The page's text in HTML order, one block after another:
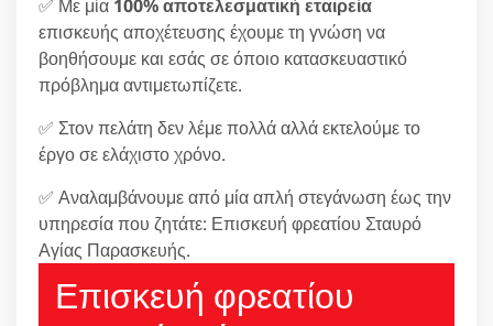
✅ Με μία 100% αποτελεσματική εταιρεία
επισκευής αποχέτευσης έχουμε τη γνώση να
βοηθήσουμε και εσάς σε όποιο κατασκευαστικό
πρόβλημα αντιμετωπίζετε.
✅ Στον πελάτη δεν λέμε πολλά αλλά εκτελούμε το
έργο σε ελάχιστο χρόνο.
✅ Αναλαμβάνουμε από μία απλή στεγάνωση έως την
υπηρεσία που ζητάτε: Επισκευή φρεατίου Σταυρό
Αγίας Παρασκευής.
Επισκευή φρεατίου